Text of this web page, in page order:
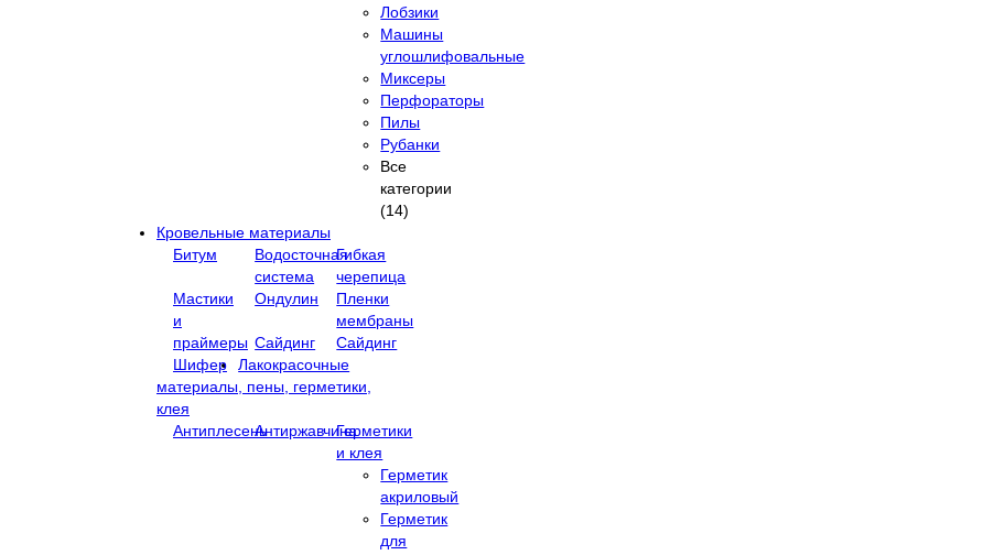
Лобзики
Машины
углошлифовальные
Миксеры
Перфораторы
Пилы
Рубанки
Все
категории
(14)
Кровельные материалы
Битум
Водосточная
система
Гибкая
черепица
Мастики
и
праймеры
Ондулин
Пленки
мембраны
Сайдинг
Сайдинг
Шифер
Лакокрасочные
материалы, пены, герметики,
клея
АнтиплесеньАнтиржавчинаГерметики
и клея
Герметик
акриловый
Герметик
для